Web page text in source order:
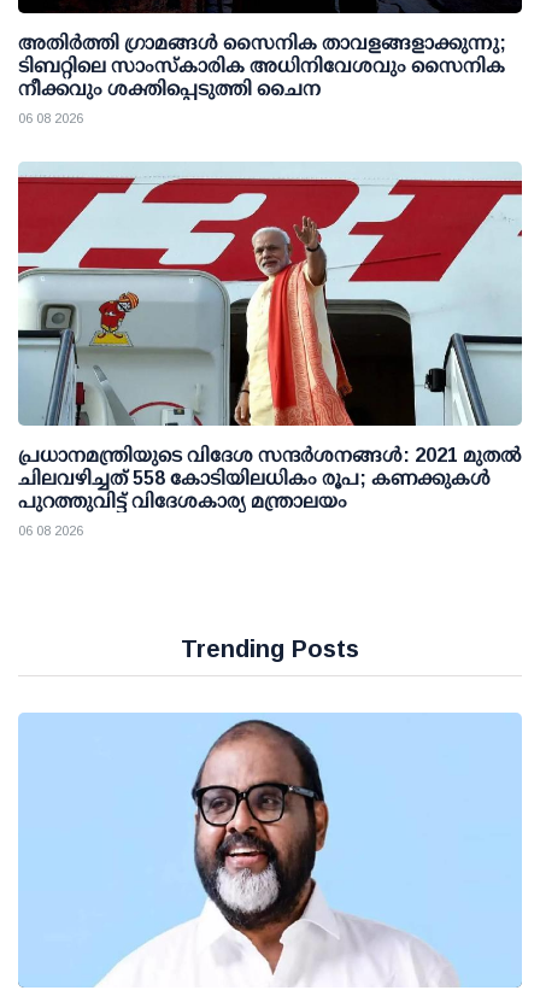
അതിര്‍ത്തി ഗ്രാമങ്ങള്‍ സൈനിക താവളങ്ങളാക്കുന്നു;
ടിബറ്റിലെ സാംസ്‌കാരിക അധിനിവേശവും സൈനിക
നീക്കവും ശക്തിപ്പെടുത്തി ചൈന
06 08 2026
പ്രധാനമന്ത്രിയുടെ വിദേശ സന്ദർശനങ്ങൾ: 2021 മുതൽ
ചിലവഴിച്ചത് 558 കോടിയിലധികം രൂപ; കണക്കുകൾ
പുറത്തുവിട്ട് വിദേശകാര്യ മന്ത്രാലയം
06 08 2026
Trending Posts